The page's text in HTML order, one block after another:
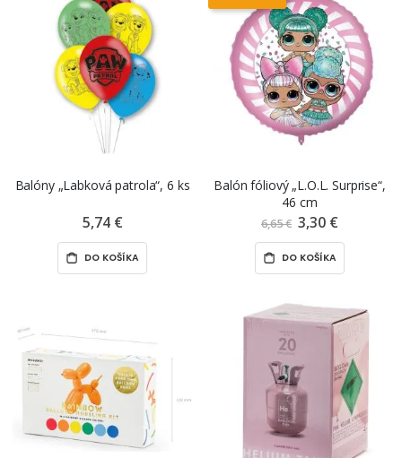
Balóny „Labková patrola“, 6 ks
5,74 €
DO KOŠÍKA
Balón fóliový „L.O.L. Surprise“,
46 cm
6,65 € Znížená
cena
3,30 €
DO KOŠÍKA